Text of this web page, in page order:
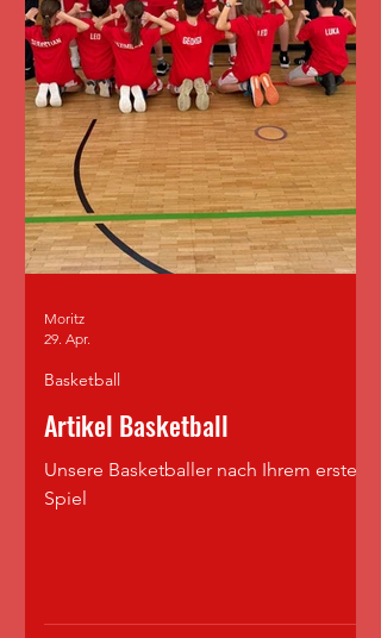
Artikel Basketball
Unsere Basketballer nach Ihrem ersten
Spiel
Basketball
Moritz
29. Apr.